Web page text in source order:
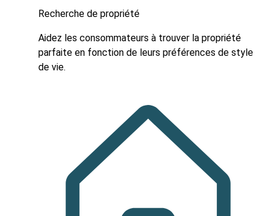
Recherche de propriété
Aidez les consommateurs à trouver la propriété
parfaite en fonction de leurs préférences de style
de vie.